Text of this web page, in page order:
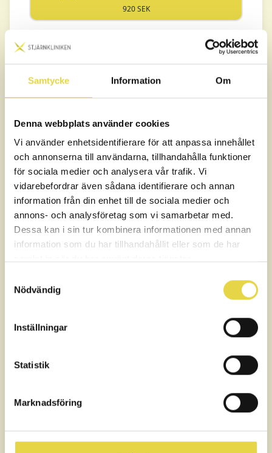
Samtycke Information Om
Denna webbplats använder cookies
Vi använder enhetsidentifierare för att anpassa innehållet
och annonserna till användarna, tillhandahålla funktioner
för sociala medier och analysera vår trafik. Vi
vidarebefordrar även sådana identifierare och annan
information från din enhet till de sociala medier och
annons- och analysföretag som vi samarbetar med.
Dessa kan i sin tur kombinera informationen med annan
information som du har tillhandahållit eller som de har
Nödvändig
Inställningar
Statistik
Marknadsföring
920 SEK
Massage
780 SEK
Idrottsmassage 40 min
780 SEK
Massage 30 min
625 SEK
Naprapati, Fysioterapi, Kiropraktik
Friskvårdande behandling 40 minuter